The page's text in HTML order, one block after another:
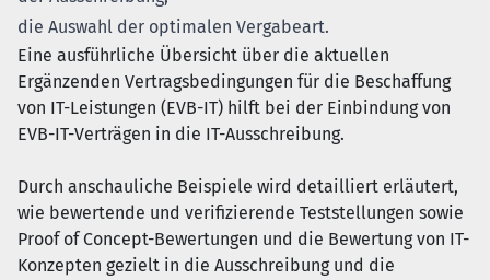
die Auswahl der optimalen Vergabeart.
Eine ausführliche Übersicht über die aktuellen
Ergänzenden Vertragsbedingungen für die Beschaffung
von IT-Leistungen (EVB-IT) hilft bei der Einbindung von
EVB-IT-Verträgen in die IT-Ausschreibung.
Durch anschauliche Beispiele wird detailliert erläutert,
wie bewertende und verifizierende Teststellungen sowie
Proof of Concept-Bewertungen und die Bewertung von IT-
Konzepten gezielt in die Ausschreibung und die